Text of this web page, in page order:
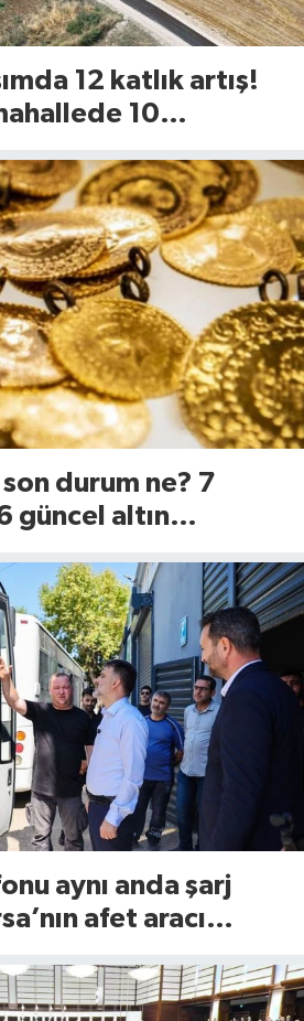
12 katlık artış!
10
durum ne? 7
güncel altın
aynı anda şarj
afet aracı